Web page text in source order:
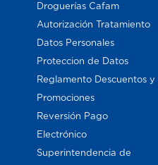
Droguerías Cafam
Autorización Tratamiento
Datos Personales
Proteccion de Datos
Reglamento Descuentos y
Promociones
Reversión Pago
Electrónico
Superintendencia de